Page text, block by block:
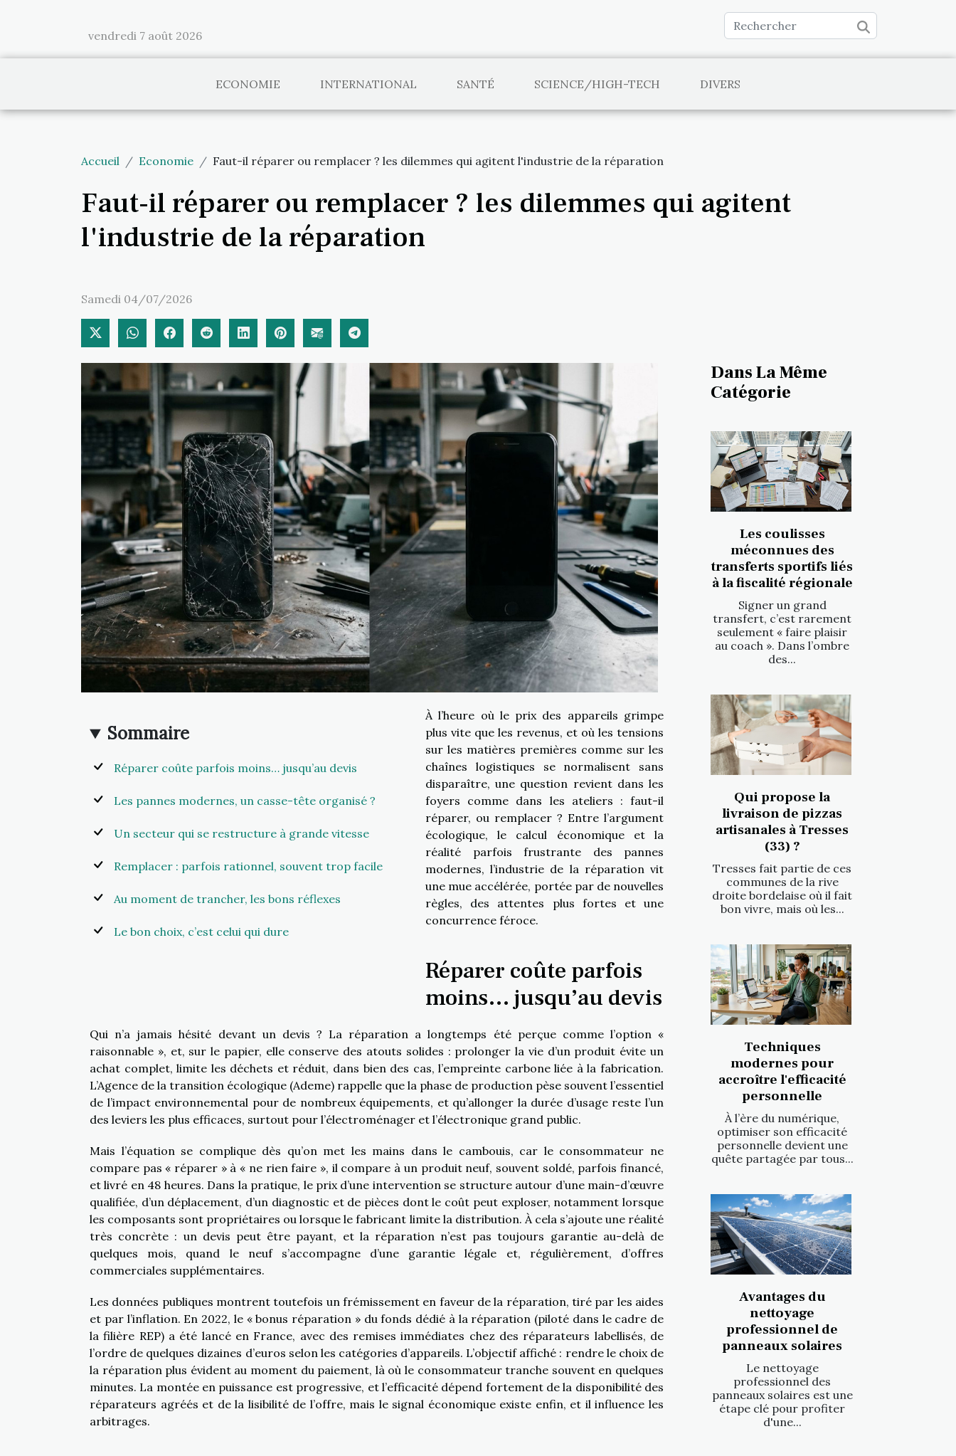
vendredi 7 août 2026
ECONOMIE INTERNATIONAL SANTÉ SCIENCE/HIGH-TECH DIVERS
Accueil Economie Faut-il réparer ou remplacer ? les dilemmes qui agitent l'industrie de la réparation
Faut-il réparer ou remplacer ? les dilemmes qui agitent
l'industrie de la réparation
Samedi 04/07/2026
Sommaire
Réparer coûte parfois moins… jusqu’au devis
Les pannes modernes, un casse-tête organisé ?
Un secteur qui se restructure à grande vitesse
Remplacer : parfois rationnel, souvent trop facile
Au moment de trancher, les bons réflexes
Le bon choix, c’est celui qui dure
À l’heure où le prix des appareils grimpe
plus vite que les revenus, et où les tensions
sur les matières premières comme sur les
chaînes logistiques se normalisent sans
disparaître, une question revient dans les
foyers comme dans les ateliers : faut-il
réparer, ou remplacer ? Entre l’argument
écologique, le calcul économique et la
réalité parfois frustrante des pannes
modernes, l’industrie de la réparation vit
une mue accélérée, portée par de nouvelles
règles, des attentes plus fortes et une
concurrence féroce.
Réparer coûte parfois
moins… jusqu’au devis
Qui n’a jamais hésité devant un devis ? La réparation a longtemps été perçue comme l’option «
raisonnable », et, sur le papier, elle conserve des atouts solides : prolonger la vie d’un produit évite un
achat complet, limite les déchets et réduit, dans bien des cas, l’empreinte carbone liée à la fabrication.
L’Agence de la transition écologique (Ademe) rappelle que la phase de production pèse souvent l’essentiel
de l’impact environnemental pour de nombreux équipements, et qu’allonger la durée d’usage reste l’un
des leviers les plus efficaces, surtout pour l’électroménager et l’électronique grand public.
Mais l’équation se complique dès qu’on met les mains dans le cambouis, car le consommateur ne
compare pas « réparer » à « ne rien faire », il compare à un produit neuf, souvent soldé, parfois financé,
et livré en 48 heures. Dans la pratique, le prix d’une intervention se structure autour d’une main-d’œuvre
qualifiée, d’un déplacement, d’un diagnostic et de pièces dont le coût peut exploser, notamment lorsque
les composants sont propriétaires ou lorsque le fabricant limite la distribution. À cela s’ajoute une réalité
très concrète : un devis peut être payant, et la réparation n’est pas toujours garantie au-delà de
quelques mois, quand le neuf s’accompagne d’une garantie légale et, régulièrement, d’offres
commerciales supplémentaires.
Les données publiques montrent toutefois un frémissement en faveur de la réparation, tiré par les aides
et par l’inflation. En 2022, le « bonus réparation » du fonds dédié à la réparation (piloté dans le cadre de
la filière REP) a été lancé en France, avec des remises immédiates chez des réparateurs labellisés, de
l’ordre de quelques dizaines d’euros selon les catégories d’appareils. L’objectif affiché : rendre le choix de
la réparation plus évident au moment du paiement, là où le consommateur tranche souvent en quelques
minutes. La montée en puissance est progressive, et l’efficacité dépend fortement de la disponibilité des
réparateurs agréés et de la lisibilité de l’offre, mais le signal économique existe enfin, et il influence les
arbitrages.
Dans La Même
Catégorie
Les coulisses
méconnues des
transferts sportifs liés
à la fiscalité régionale
Signer un grand
transfert, c’est rarement
seulement « faire plaisir
au coach ». Dans l’ombre
des...
Qui propose la
livraison de pizzas
artisanales à Tresses
(33) ?
Tresses fait partie de ces
communes de la rive
droite bordelaise où il fait
bon vivre, mais où les...
Techniques
modernes pour
accroître l'efficacité
personnelle
À l’ère du numérique,
optimiser son efficacité
personnelle devient une
quête partagée par tous...
Avantages du
nettoyage
professionnel de
panneaux solaires
Le nettoyage
professionnel des
panneaux solaires est une
étape clé pour profiter
d'une...